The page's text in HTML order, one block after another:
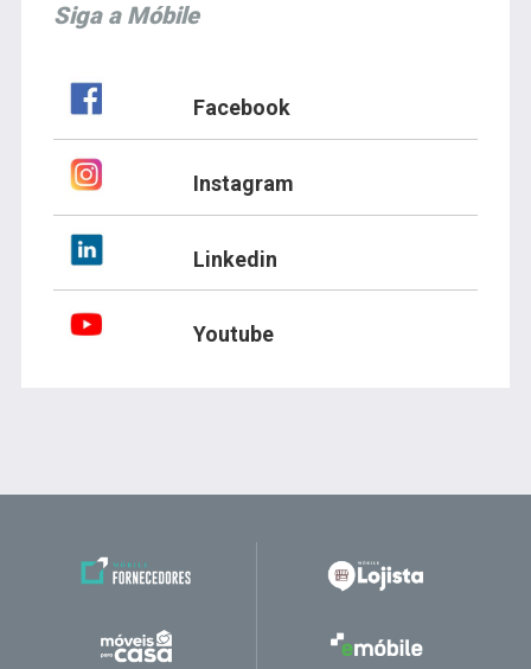
Siga a Móbile
Facebook
Instagram
Linkedin
Youtube